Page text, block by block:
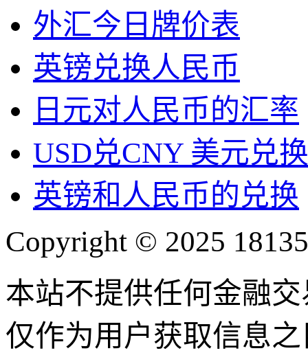
外汇今日牌价表
英镑兑换人民币
日元对人民币的汇率
USD兑CNY 美元兑
英镑和人民币的兑换
Copyright © 2025
本站不提供任何金融
仅作为用户获取信息